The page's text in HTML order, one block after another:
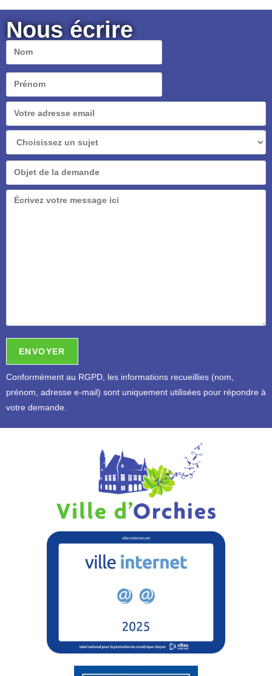
Nous écrire
Conformément au RGPD, les informations recueillies (nom,
prénom, adresse e-mail) sont uniquement utilisées pour répondre à
votre demande.